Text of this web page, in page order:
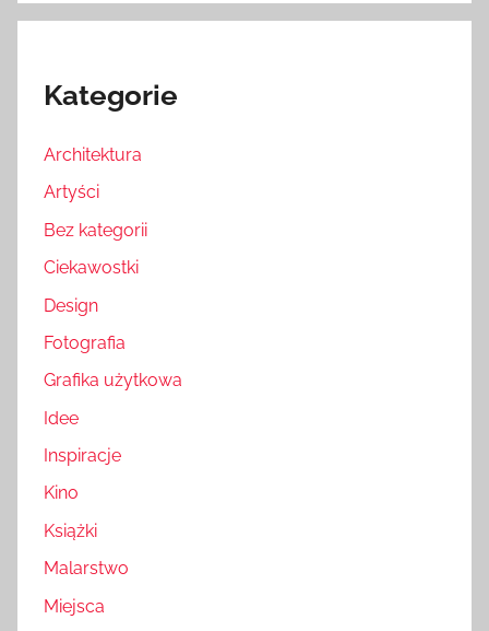
Kategorie
Architektura
Artyści
Bez kategorii
Ciekawostki
Design
Fotografia
Grafika użytkowa
Idee
Inspiracje
Kino
Książki
Malarstwo
Miejsca